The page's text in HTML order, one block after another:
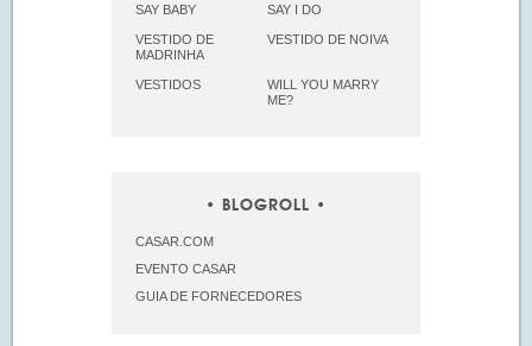
SAY BABY SAY I DO
VESTIDO DE
MADRINHA
VESTIDO DE NOIVA
VESTIDOS
WILL YOU MARRY
ME?
BLOGROLL
CASAR.COM
EVENTO CASAR
GUIA DE FORNECEDORES